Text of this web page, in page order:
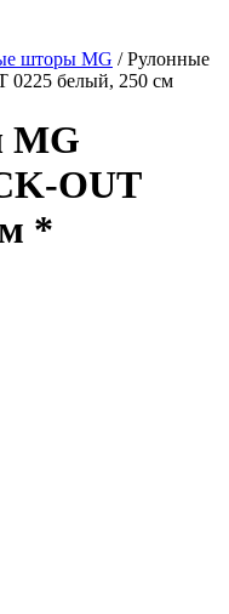
шторы MG / Рулонные
белый, 250 см
MG
OUT
*